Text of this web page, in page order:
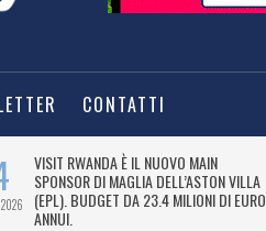
CONTATTI
VISIT RWANDA È IL NUOVO MAIN
SPONSOR DI MAGLIA DELL’ASTON VILLA
(EPL). BUDGET DA 23.4 MILIONI DI EURO
ANNUI.